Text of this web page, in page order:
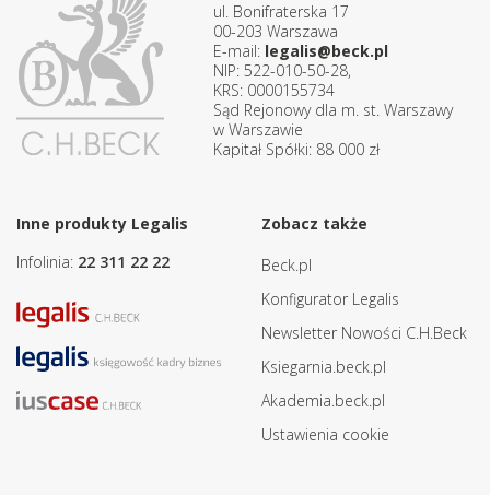
ul. Bonifraterska 17
00-203 Warszawa
E-mail: legalis@beck.pl
NIP: 522-010-50-28,
KRS: 0000155734
Sąd Rejonowy dla m. st. Warszawy
w Warszawie
Kapitał Spółki: 88 000 zł
Inne produkty Legalis
Infolinia: 22 311 22 22
Zobacz także
Beck.pl
Konfigurator Legalis
Newsletter Nowości C.H.Beck
Ksiegarnia.beck.pl
Akademia.beck.pl
Ustawienia cookie